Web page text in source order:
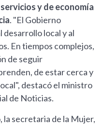
y de economía
. "El Gobierno
desarrollo local y al
En tiempos complejos,
de seguir
de estar cerca y
destacó el ministro
de Noticias.
secretaria de la Mujer,